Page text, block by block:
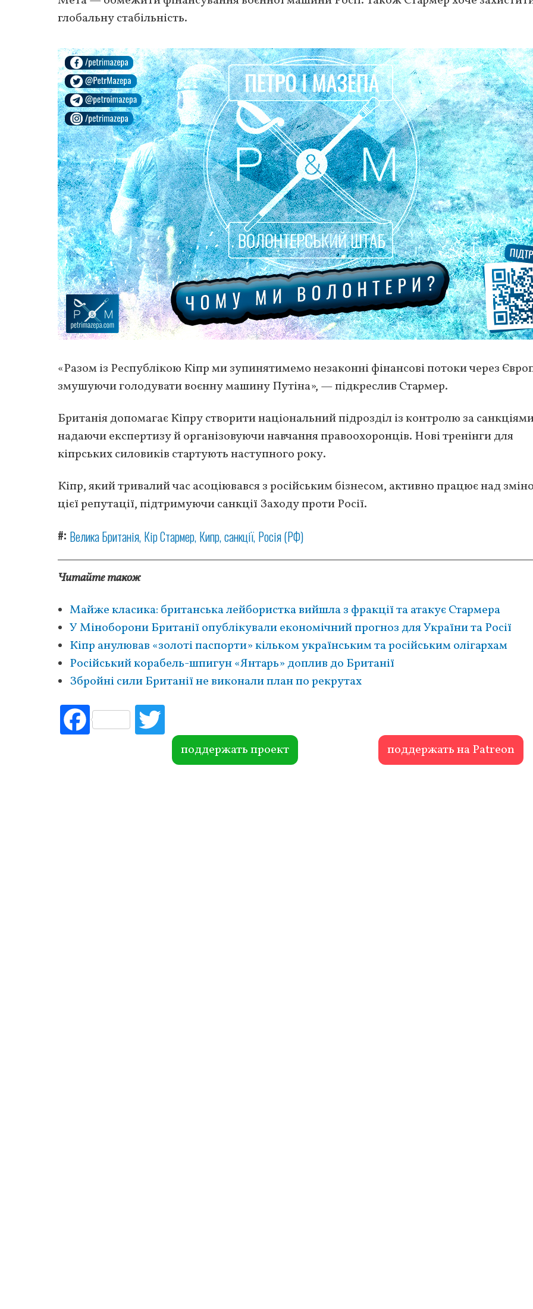
глобальну стабільність.
«Разом із Республікою Кіпр ми зупинятимемо незаконні фінансові потоки через
змушуючи голодувати воєнну машину Путіна», — підкреслив Стармер.
Британія допомагає Кіпру створити національний підрозділ із контролю за
надаючи експертизу й організовуючи навчання правоохоронців. Нові тренінги для
кіпрських силовиків стартують наступного року.
Кіпр, який тривалий час асоціювався з російським бізнесом, активно працює над
цієї репутації, підтримуючи санкції Заходу проти Росії.
# Велика Британія Кір Стармер Кипр санкції Росія (РФ)
Читайте також
Майже класика: британська лейбористка вийшла з фракції та атакує Стармера
У Міноборони Британії опублікували економічний прогноз для України та Росії
Кіпр анулював «золоті паспорти» кільком українським та російським олігархам
Російський корабель-шпигун «Янтарь» доплив до Британії
Збройні сили Британії не виконали план по рекрутах
Fac
ebo itte
r поддержать проект поддержать на Patreon